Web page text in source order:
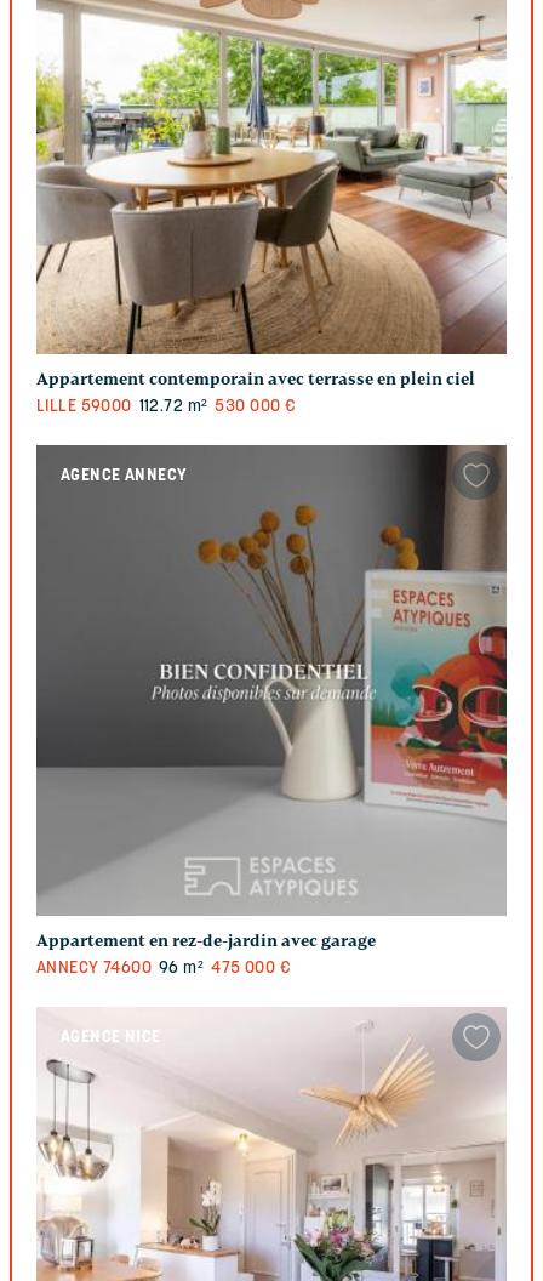
Appartement contemporain avec terrasse en plein ciel
LILLE 59000 112.72 m² 530 000 €
AGENCE ANNECY
Appartement en rez-de-jardin avec garage
ANNECY 74600 96 m² 475 000 €
AGENCE NICE